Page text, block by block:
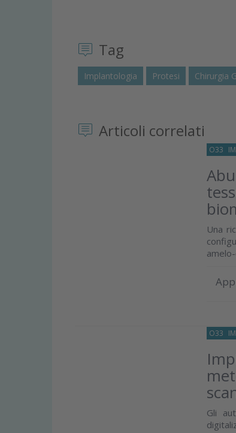
Tag
Implantologia Protesi Chirurgia
Articoli correlati
O33
Una
O33
Gli